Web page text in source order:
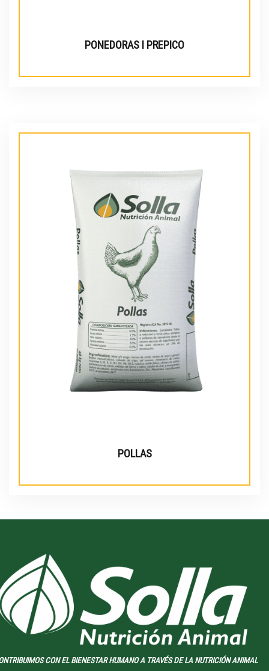
PONEDORAS I PREPICO
POLLAS
CON EL BIENESTAR HUMANO A TRAVÉS DE LA NUTRICIÓN ANIMAL